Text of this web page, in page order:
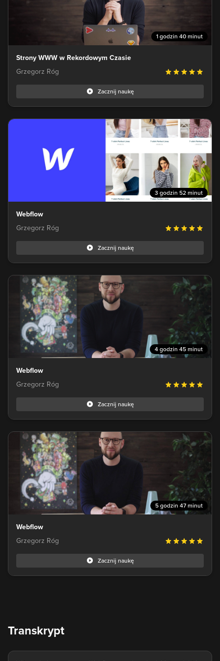
1 godzin 40 minut
Strony WWW w Rekordowym Czasie
Grzegorz Róg
Zacznij naukę
3 godzin 52 minut
Webflow
Grzegorz Róg
Zacznij naukę
4 godzin 45 minut
Webflow
Grzegorz Róg
Zacznij naukę
5 godzin 47 minut
Webflow
Grzegorz Róg
Zacznij naukę
Transkrypt